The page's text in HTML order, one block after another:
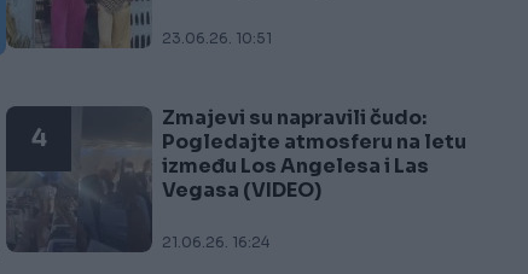
23.06.26. 10:51
4
Zmajevi su napravili čudo:
Pogledajte atmosferu na letu
između Los Angelesa i Las
Vegasa (VIDEO)
21.06.26. 16:24